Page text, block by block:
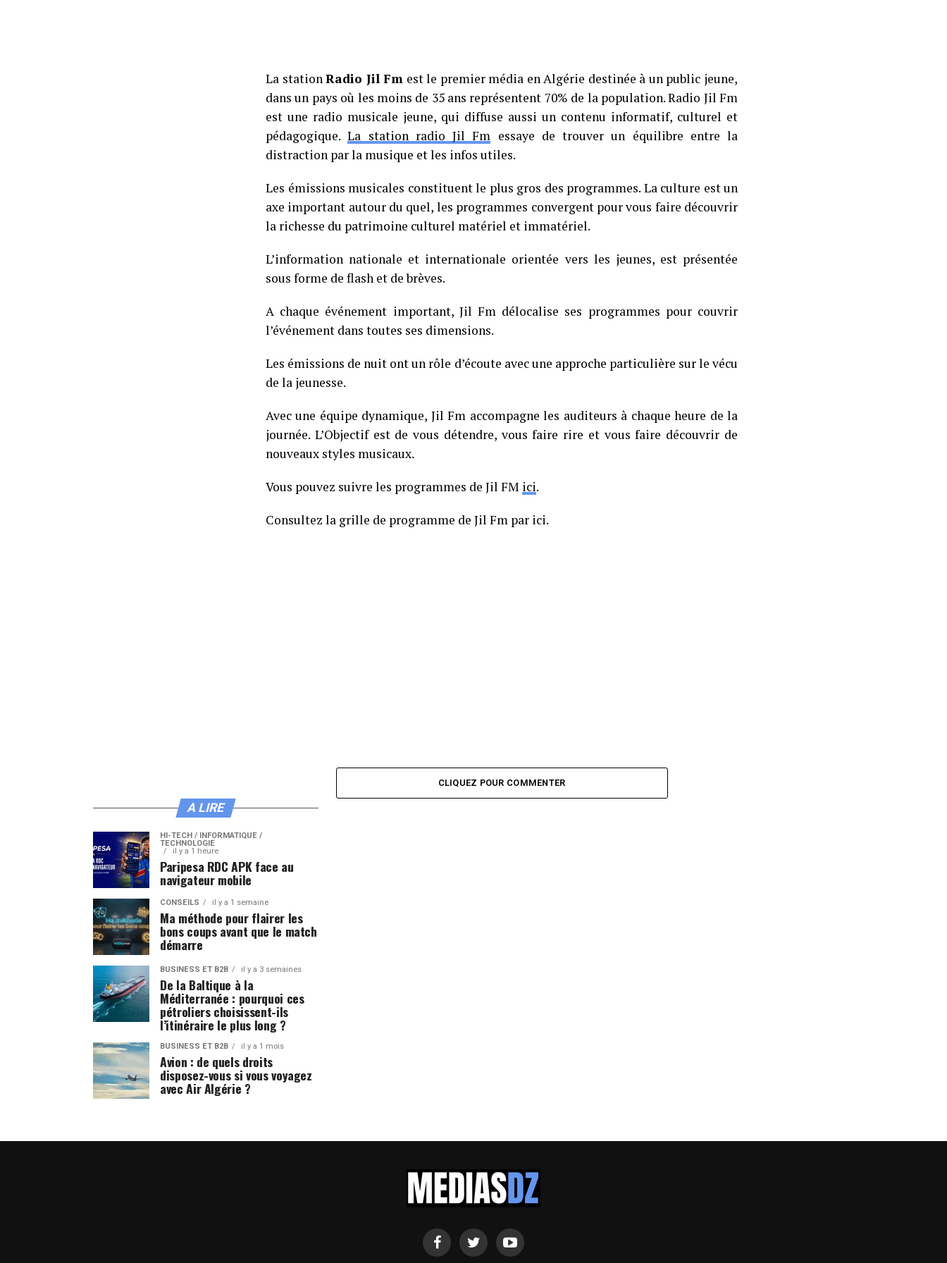
La stationRadio Jil Fm est le premier média en Algérie destinée à un public jeune,
dans un pays où les moins de 35 ans représentent 70% de la population. Radio Jil Fm
est une radio musicale jeune, qui diffuse aussi un contenu informatif, culturel et
pédagogique.La station radio Jil Fm essaye de trouver un équilibre entre la
distraction par la musique et les infos utiles.
Les émissions musicales constituent le plus gros des programmes. La culture est un
axe important autour du quel, les programmes convergent pour vous faire découvrir
la richesse du patrimoine culturel matériel et immatériel.
L’information nationale et internationale orientée vers les jeunes, est présentée
sous forme de flash et de brèves.
A chaque événement important, Jil Fm délocalise ses programmes pour couvrir
l’événement dans toutes ses dimensions.
Les émissions de nuit ont un rôle d’écoute avec une approche particulière sur le vécu
de la jeunesse.
Avec une équipe dynamique, Jil Fm accompagne les auditeurs à chaque heure de la
journée. L’Objectif est de vous détendre, vous faire rire et vous faire découvrir de
nouveaux styles musicaux.
Vous pouvez suivre les programmes de Jil FM ici.
Consultez la grille de programme de Jil Fm par ici.
CLIQUEZ POUR COMMENTER
A LIRE
HI-TECH / INFORMATIQUE /
TECHNOLOGIE
il y a 1 heure
Paripesa RDC APK face au
navigateur mobile
CONSEILS il y a 1 semaine
Ma méthode pour flairer les
bons coups avant que le match
démarre
BUSINESS ET B2B il y a 3 semaines
De la Baltique à la
Méditerranée : pourquoi ces
pétroliers choisissent-ils
l’itinéraire le plus long ?
BUSINESS ET B2B il y a 1 mois
Avion : de quels droits
disposez-vous si vous voyagez
avec Air Algérie ?